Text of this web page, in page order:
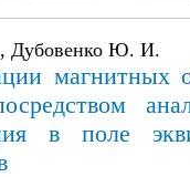
Дубовенко Ю. И.
магнитных
в поле